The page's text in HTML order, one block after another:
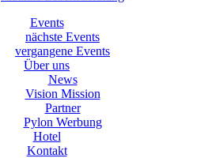
Events
nächste Events
vergangene Events
Über uns
News
Vision Mission
Partner
Pylon Werbung
Hotel
Kontakt